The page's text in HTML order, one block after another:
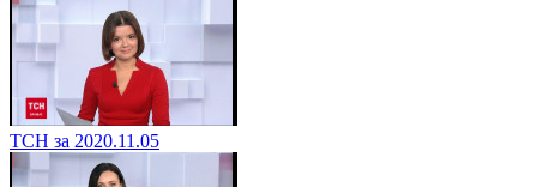
ТСН за 2020.11.05